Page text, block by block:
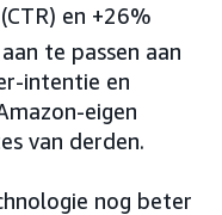
en +26%
te passen aan
intentie en
eigen
van derden.
nog beter